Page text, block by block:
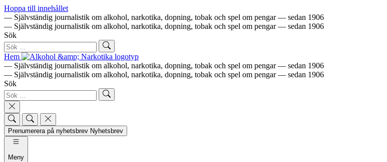
Hoppa till innehållet
— Självständig journalistik om alkohol, narkotika, dopning, tobak och spel om pengar — sedan 1906
— Självständig journalistik om alkohol, narkotika, dopning, tobak och spel om pengar — sedan 1906
Sök
Hem
— Självständig journalistik om alkohol, narkotika, dopning, tobak och spel om pengar — sedan 1906
— Självständig journalistik om alkohol, narkotika, dopning, tobak och spel om pengar — sedan 1906
Sök
Prenumerera på nyhetsbrev Nyhetsbrev
Meny